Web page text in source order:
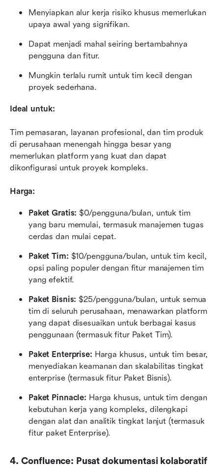
Menyiapkan alur kerja risiko khusus memerlukan
upaya awal yang signifikan.
Dapat menjadi mahal seiring bertambahnya
pengguna dan fitur.
Mungkin terlalu rumit untuk tim kecil dengan
proyek sederhana.
Ideal untuk:
Tim pemasaran, layanan profesional, dan tim produk
di perusahaan menengah hingga besar yang
memerlukan platform yang kuat dan dapat
dikonfigurasi untuk proyek kompleks.
Harga:
Paket Gratis: $0/pengguna/bulan, untuk tim
yang baru memulai, termasuk manajemen tugas
cerdas dan mulai cepat.
Paket Tim: $10/pengguna/bulan, untuk tim kecil,
opsi paling populer dengan fitur manajemen tim
yang efektif.
Paket Bisnis: $25/pengguna/bulan, untuk semua
tim di seluruh perusahaan, menawarkan platform
yang dapat disesuaikan untuk berbagai kasus
penggunaan (termasuk fitur Paket Tim).
Paket Enterprise: Harga khusus, untuk tim besar,
menyediakan keamanan dan skalabilitas tingkat
enterprise (termasuk fitur Paket Bisnis).
Paket Pinnacle: Harga khusus, untuk tim dengan
kebutuhan kerja yang kompleks, dilengkapi
dengan alat dan analitik tingkat lanjut (termasuk
fitur paket Enterprise).
4. Confluence: Pusat dokumentasi kolaboratif